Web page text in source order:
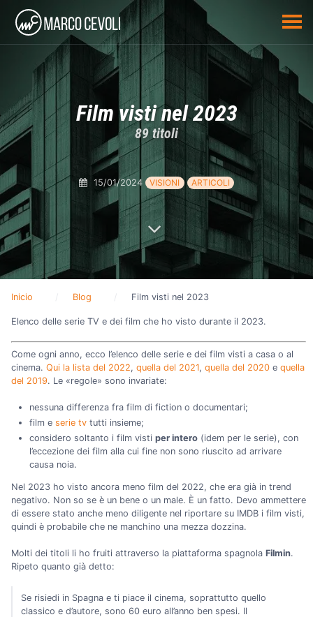
Film visti nel 2023
89 titoli
15/01/2024 VISIONI ARTICOLI
Inicio Blog Film visti nel 2023
Elenco delle serie TV e dei film che ho visto durante il 2023.
Come ogni anno, ecco l’elenco delle serie e dei film visti a casa o al
cinema. Qui la lista del 2022, quella del 2021, quella del 2020 e quella
del 2019. Le «regole» sono invariate:
nessuna differenza fra film di fiction o documentari;
film e serie tvtutti insieme;
considero soltanto i film visti per intero(idem per le serie), con
l’eccezione dei film alla cui fine non sono riuscito ad arrivare
causa noia.
Nel 2023 ho visto ancora meno film del 2022, che era già in trend
negativo. Non so se è un bene o un male. È un fatto. Devo ammettere
di essere stato anche meno diligente nel riportare su IMDB i film visti,
quindi è probabile che ne manchino una mezza dozzina.
Molti dei titoli li ho fruiti attraverso la piattaforma spagnola Filmin.
Ripeto quanto già detto:
Se risiedi in Spagna e ti piace il cinema, soprattutto quello
classico e d’autore, sono 60 euro all’anno ben spesi. Il